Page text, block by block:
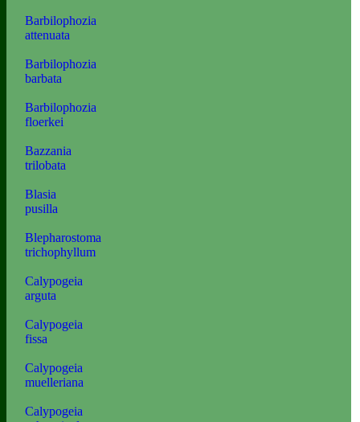
Barbilophozia
attenuata
Barbilophozia
barbata
Barbilophozia
floerkei
Bazzania
trilobata
Blasia
pusilla
Blepharostoma
trichophyllum
Calypogeia
arguta
Calypogeia
fissa
Calypogeia
muelleriana
Calypogeia